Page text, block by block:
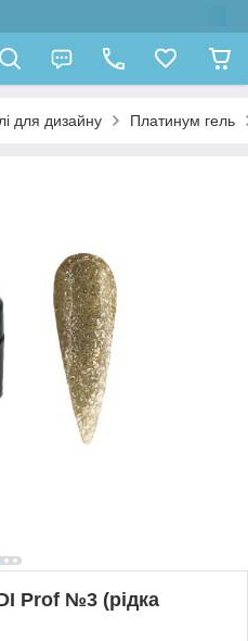
для дизайну Платинум гель
Prof №3 (рідка